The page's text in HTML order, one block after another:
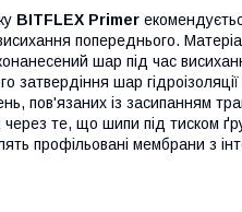
BITFLEX Primer
попереднього.
шар під час
затвердіння шар
пов'язаних із засипанням
те, що шипи під тиском
профільовані мембрани з